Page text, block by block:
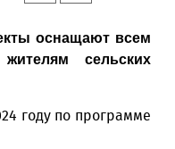
оснащают всем
сельских
году по программе